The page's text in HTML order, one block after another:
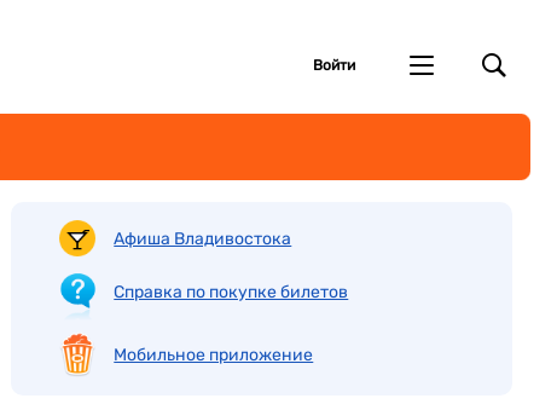
Войти
Афиша Владивостока
Справка по покупке билетов
Мобильное приложение